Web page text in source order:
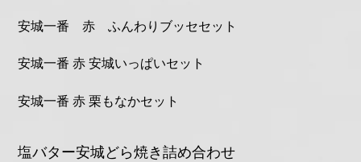
安城一番 赤 ふんわりブッセセット
安城一番 赤 安城いっぱいセット
安城一番 赤 栗もなかセット
塩バター安城どら焼き詰め合わせ